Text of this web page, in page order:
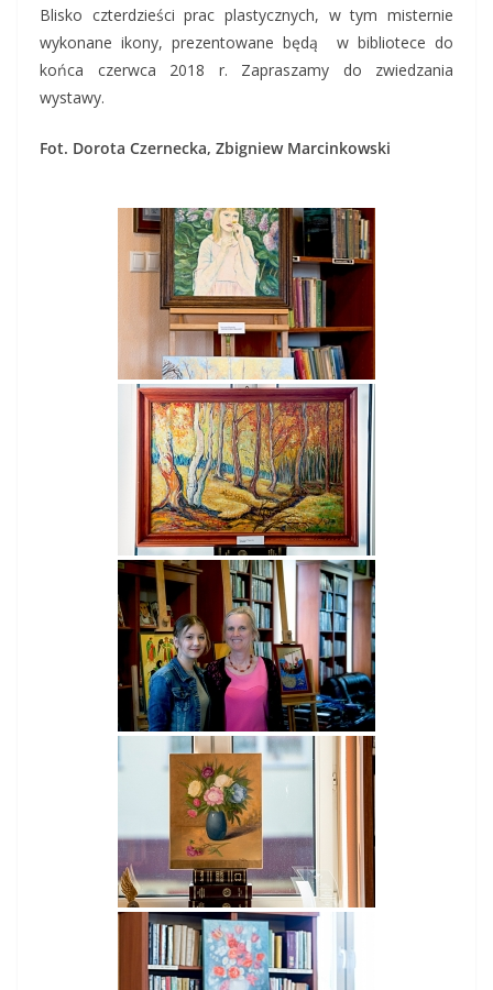
Blisko czterdzieści prac plastycznych, w tym misternie
wykonane ikony, prezentowane będą w bibliotece do
końca czerwca 2018 r. Zapraszamy do zwiedzania
wystawy.
Fot. Dorota Czernecka, Zbigniew Marcinkowski